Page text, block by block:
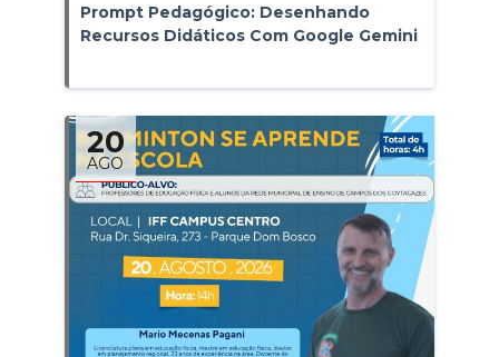
Prompt Pedagógico: Desenhando
Recursos Didáticos Com Google Gemini
20
AGO